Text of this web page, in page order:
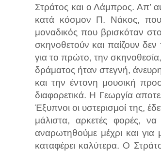
Στράτος και ο Λάμπρος. Απ’
κατά κόσμον Π. Νάκος,
μοναδικός που βρισκόταν
σκηνοθετούν και παίζουν
για το πρώτο, την
δράματος ήταν στεγνή,
και την έντονη μουσική
διαφορετικά. Η Γεωργία
Έξυπνοι οι υστερισμοί της,
μάλιστα, αρκετές φορές,
αναρωτηθούμε μέχρι και
καταφέρει καλύτερα. Ο